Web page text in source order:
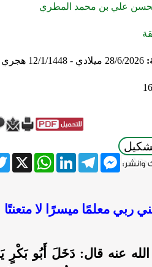
الحسن علي بن محمد المطري
28/6/2026 ميلادي - 12/1/1448 هجري
XLinkedInTelegram
Messenger
ربي معلمًا ميسرًا لا متعنتًا
عنه قال: دَخَلَ أَبُو بَكْرٍ